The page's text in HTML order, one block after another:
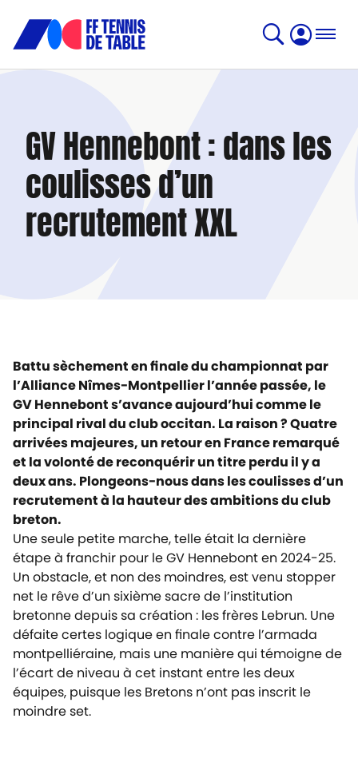
GV Hennebont : dans les
coulisses d’un
recrutement XXL
Battu sèchement en finale du championnat par
l’Alliance Nîmes-Montpellier l’année passée, le
GV Hennebont s’avance aujourd’hui comme le
principal rival du club occitan. La raison ? Quatre
arrivées majeures, un retour en France remarqué
et la volonté de reconquérir un titre perdu il y a
deux ans. Plongeons-nous dans les coulisses d’un
recrutement à la hauteur des ambitions du club
breton.
Une seule petite marche, telle était la dernière
étape à franchir pour le GV Hennebont en 2024-25.
Un obstacle, et non des moindres, est venu stopper
net le rêve d’un sixième sacre de l’institution
bretonne depuis sa création : les frères Lebrun. Une
défaite certes logique en finale contre l’armada
montpelliéraine, mais une manière qui témoigne de
l’écart de niveau à cet instant entre les deux
équipes, puisque les Bretons n’ont pas inscrit le
moindre set.